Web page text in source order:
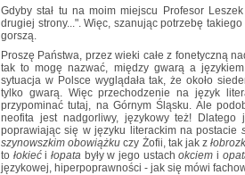
Gdyby stał tu na moim miejscu Profesor
drugiej strony...". Więc, szanując potrzebę
gorszą.
Proszę Państwa, przez wieki całe z fonetyczną
tak to mogę nazwać, między gwarą a
sytuacja w Polsce wyglądała tak, że około
tylko gwarą. Więc przechodzenie na język
przypominać tutaj, na Górnym Śląsku. Ale
neofita jest nadgorliwy, językowy też! Dlatego
poprawiając się w języku literackim na postacie
szynowszkim obowiążku czy Żofii, tak jak z
to łokiećiłopata były w jego ustachokciemi
językowej, hiperpoprawności - jak się mówi